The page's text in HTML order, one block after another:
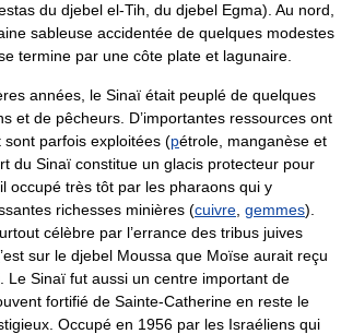
du djebel el-Tih, du djebel Egma). Au nord,
sableuse accidentée de quelques modestes
termine par une côte plate et lagunaire.
années, le Sinaï était peuplé de quelques
et de pêcheurs. D’importantes ressources ont
parfois exploitées (pétrole, manganèse et
du Sinaï constitue un glacis protecteur pour
occupé très tôt par les pharaons qui y
richesses minières (cuivre gemmes).
célèbre par l’errance des tribus juives
’est sur le djebel Moussa que Moïse aurait reçu
Le Sinaï fut aussi un centre important de
fortifié de Sainte-Catherine en reste le
Occupé en 1956 par les Israéliens qui